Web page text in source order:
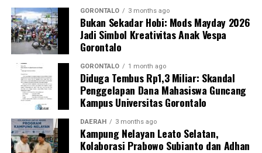
“Kehadiran mahasiswa mempercepat jangkauan skema
active case findingTBC yang dicanangkan pemerintah.
Sinergi multisektor antara perguruan tinggi, dinas
kesehatan, puskesmas, dan pemerintah desa seperti
inilah yang menjadi kunci sukses pembentukan
masyarakat sadar sehat,” jelas Dr. Vivien.
Masyarakat Desa Luwoo menyambut antusias agenda
terpadu ini. Ratusan warga memanfaatkan layanan
pemeriksaan kesehatan gratis sekaligus berkonsultasi
mengenai pola hidup bersih dan sehat (PHBS)
GORONTALO 3 months ago
Bukan Sekadar Hobi: Mods Mayday 2026
Jadi Simbol Kreativitas Anak Vespa
Gorontalo
GORONTALO 1 month ago
Diduga Tembus Rp1,3 Miliar: Skandal
Penggelapan Dana Mahasiswa Guncang
Kampus Universitas Gorontalo
DAERAH 3 months ago
Kampung Nelayan Leato Selatan,
Kolaborasi Prabowo Subianto dan Adhan